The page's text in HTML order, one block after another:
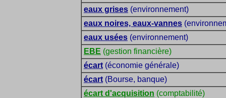
eaux grises (environnement)
eaux noires, eaux-vannes
eaux usées (environnement)
EBE (gestion financière)
écart (économie générale)
écart (Bourse, banque)
écart d'acquisition (comptabilité)